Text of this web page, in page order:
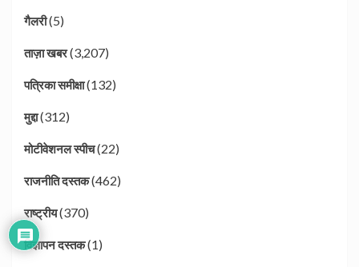
गैलरी(5)
ताज़ा खबर(3,207)
पत्रिका समीक्षा(132)
मुद्दा(312)
मोटीवेशनल स्पीच(22)
राजनीति दस्तक(462)
राष्ट्रीय(370)
विज्ञापन दस्तक(1)